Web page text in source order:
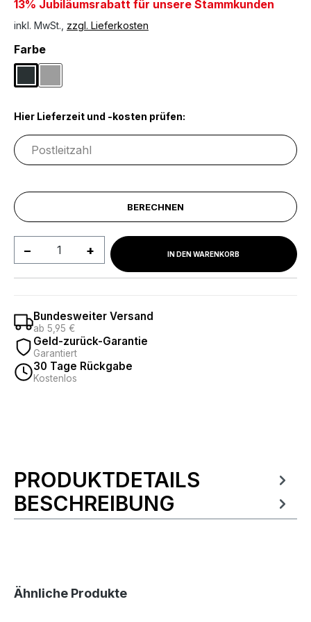
13% Jubiläumsrabatt für unsere Stammkunden
inkl. MwSt., zzgl. Lieferkosten
Farbeauswählen
Dunkelgrau
Grau
Hier Lieferzeit und -kosten prüfen:
BERECHNEN
Produkt Anzahl: Gib denIN DEN WARENKORB
Bundesweiter Versand
ab 5,95 €
Geld-zurück-Garantie
Garantiert
30 Tage Rückgabe
Kostenlos
Produktinformationen
PRODUKTDETAILS
BESCHREIBUNG
Produktgalerie überspringen
Ähnliche Produkte